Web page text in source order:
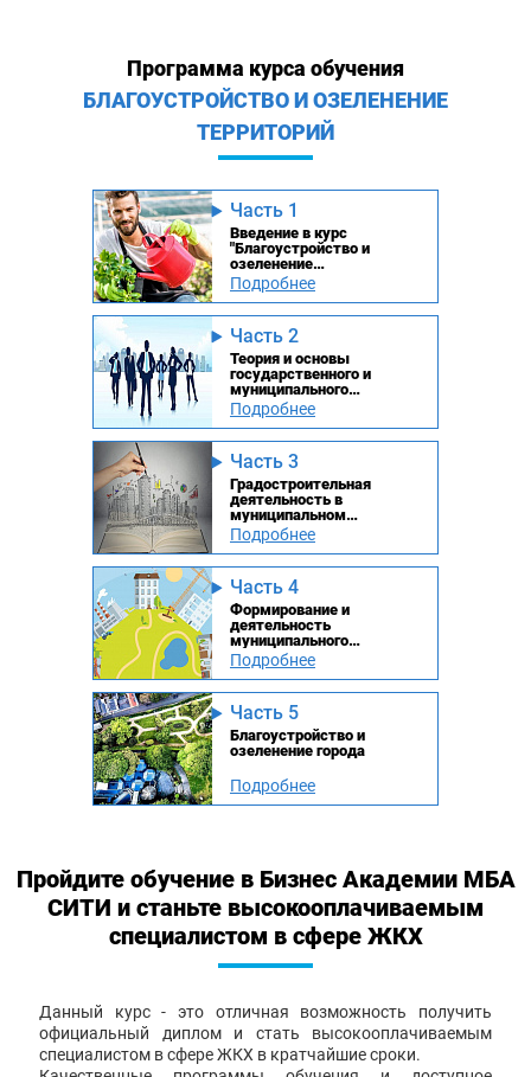
Программа курса обучения
БЛАГОУСТРОЙСТВО И ОЗЕЛЕНЕНИЕ
ТЕРРИТОРИЙ
Часть 1
Введение в курс
"Благоустройство и
озеленение
муниципальных
территорий"
Подробнее
Часть 2
Теория и основы
государственного и
муниципального
регулирования
Подробнее
Часть 3
Градостроительная
деятельность в
муниципальном
образовании
Подробнее
Часть 4
Формирование и
деятельность
муниципального
хозяйства
Подробнее
Часть 5
Благоустройство и
озеленение города
Подробнее
Пройдите обучение в Бизнес Академии МБА
СИТИ и станьте высокооплачиваемым
специалистом в сфере ЖКХ
Данный курс - это отличная возможность получить
официальный диплом и стать высокооплачиваемым
специалистом в сфере ЖКХ в кратчайшие сроки.